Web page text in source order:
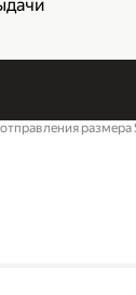
отправления